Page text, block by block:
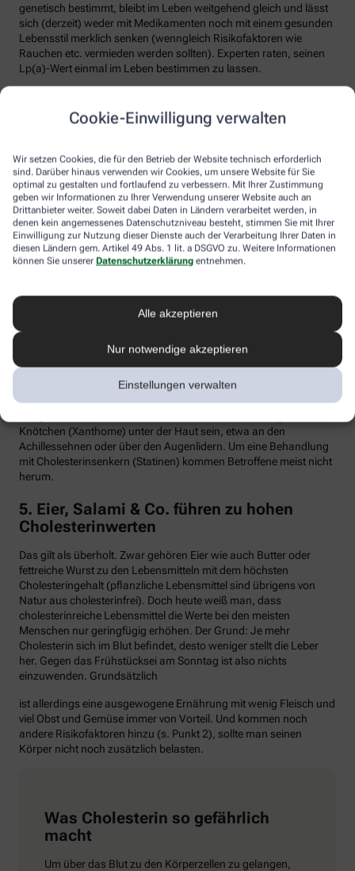
Cookie-Einwilligung verwalten
Wir setzen Cookies, die für den Betrieb der Website technisch erforderlich
sind. Darüber hinaus verwenden wir Cookies, um unsere Website für Sie
optimal zu gestalten und fortlaufend zu verbessern. Mit Ihrer Zustimmung
geben wir Informationen zu Ihrer Verwendung unserer Website auch an
Drittanbieter weiter. Soweit dabei Daten in Ländern verarbeitet werden, in
denen kein angemessenes Datenschutzniveau besteht, stimmen Sie mit Ihrer
Einwilligung zur Nutzung dieser Dienste auch der Verarbeitung Ihrer Daten in
diesen Ländern gem. Artikel 49 Abs. 1 lit. a DSGVO zu. Weitere Informationen
können Sie unserer Datenschutzerklärung entnehmen.
Alle akzeptieren
Nur notwendige akzeptieren
Einstellungen verwalten
genetisch bestimmt, bleibt im Leben weitgehend gleich und lässt
sich (derzeit) weder mit Medikamenten noch mit einem gesunden
Lebensstil merklich senken (wenngleich Risikofaktoren wie
Rauchen etc. vermieden werden sollten). Experten raten, seinen
Lp(a)-Wert einmal im Leben bestimmen zu lassen.
Menschen
zunehmendem Alter. Menschen mit sogenannter familiärer
Hypercholesterinämie (FH) haben jedoch schon von Geburt an
erhöhte Blutfettwerte. Bei der erblich bedingten
Stoffwechselerkrankung sammelt sich durch einen Gendefekt
sehr viel LDL-Cholesterin im Blut an (über 190 bis 500 mg/dl) und
lagert sich an den Wänden der Arterien und Venen ab. Betroffene
entwickeln oft schon im jungen Erwachsenenalter eine
Arteriosklerose.
Unbehandelt erkrankt etwa die Hälfte der Männer schon vor dem
50. Lebensjahr an einer koronaren Herzkrankheit (KHK), die zum
sind es rund 30 Prozent bis zum Alter von 60 Jahren. Die familiäre
Hypercholesterinämie kommt bei etwa einer von 300 Personen
vor. Sind in der Familie Fälle von frühen Herzinfarkten, Stents oder
Bypass-Operationen bekannt, sollte man sein Cholesterin
Knötchen (Xanthome) unter der Haut sein, etwa an den
Achillessehnen oder über den Augenlidern. Um eine Behandlung
mit Cholesterinsenkern (Statinen) kommen Betroffene meist nicht
herum.
5. Eier, Salami & Co. führen zu hohen
Cholesterinwerten
Das gilt als überholt. Zwar gehören Eier wie auch Butter oder
fettreiche Wurst zu den Lebensmitteln mit dem höchsten
Cholesteringehalt (pflanzliche Lebensmittel sind übrigens von
Natur aus cholesterinfrei). Doch heute weiß man, dass
cholesterinreiche Lebensmittel die Werte bei den meisten
Menschen nur geringfügig erhöhen. Der Grund: Je mehr
Cholesterin sich im Blut befindet, desto weniger stellt die Leber
her. Gegen das Frühstücksei am Sonntag ist also nichts
einzuwenden. Grundsätzlich
ist allerdings eine ausgewogene Ernährung mit wenig Fleisch und
viel Obst und Gemüse immer von Vorteil. Und kommen noch
andere Risikofaktoren hinzu (s. Punkt 2), sollte man seinen
Körper nicht noch zusätzlich belasten.
Was Cholesterin so gefährlich
macht
Um über das Blut zu den Körperzellen zu gelangen,